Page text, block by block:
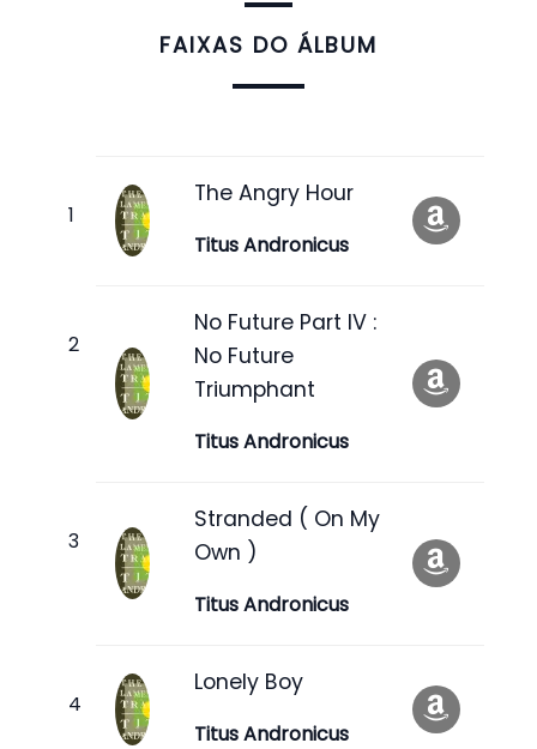
FAIXAS DO ÁLBUM
The Angry Hour
Titus Andronicus
No Future Part IV :
No Future
Triumphant
Titus Andronicus
Stranded ( On My
Own )
Titus Andronicus
Lonely Boy
Titus Andronicus